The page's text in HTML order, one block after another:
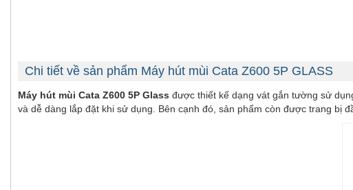
Chi tiết về sản phẩm Máy hút mùi Cata Z600 5P GLASS
Máy hút mùi Cata Z600 5P Glass được thiết kế dạng vát gắn tường sử
và dễ dàng lắp đặt khi sử dụng. Bên cạnh đó, sản phẩm còn được trang bị